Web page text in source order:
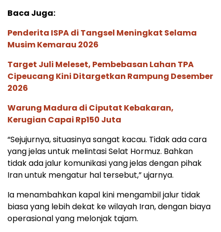
Baca Juga:
Penderita ISPA di Tangsel Meningkat Selama
Musim Kemarau 2026
Target Juli Meleset, Pembebasan Lahan TPA
Cipeucang Kini Ditargetkan Rampung Desember
2026
Warung Madura di Ciputat Kebakaran,
Kerugian Capai Rp150 Juta
“Sejujurnya, situasinya sangat kacau. Tidak ada cara
yang jelas untuk melintasi Selat Hormuz. Bahkan
tidak ada jalur komunikasi yang jelas dengan pihak
Iran untuk mengatur hal tersebut,” ujarnya.
Ia menambahkan kapal kini mengambil jalur tidak
biasa yang lebih dekat ke wilayah Iran, dengan biaya
operasional yang melonjak tajam.